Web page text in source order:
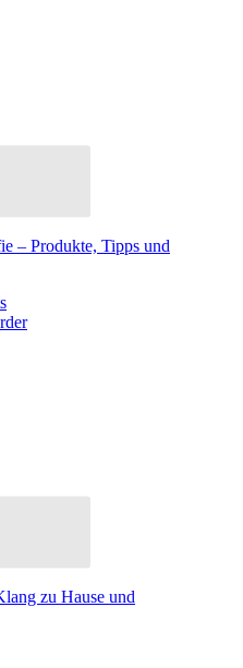
– Produkte, Tipps und
zu Hause und